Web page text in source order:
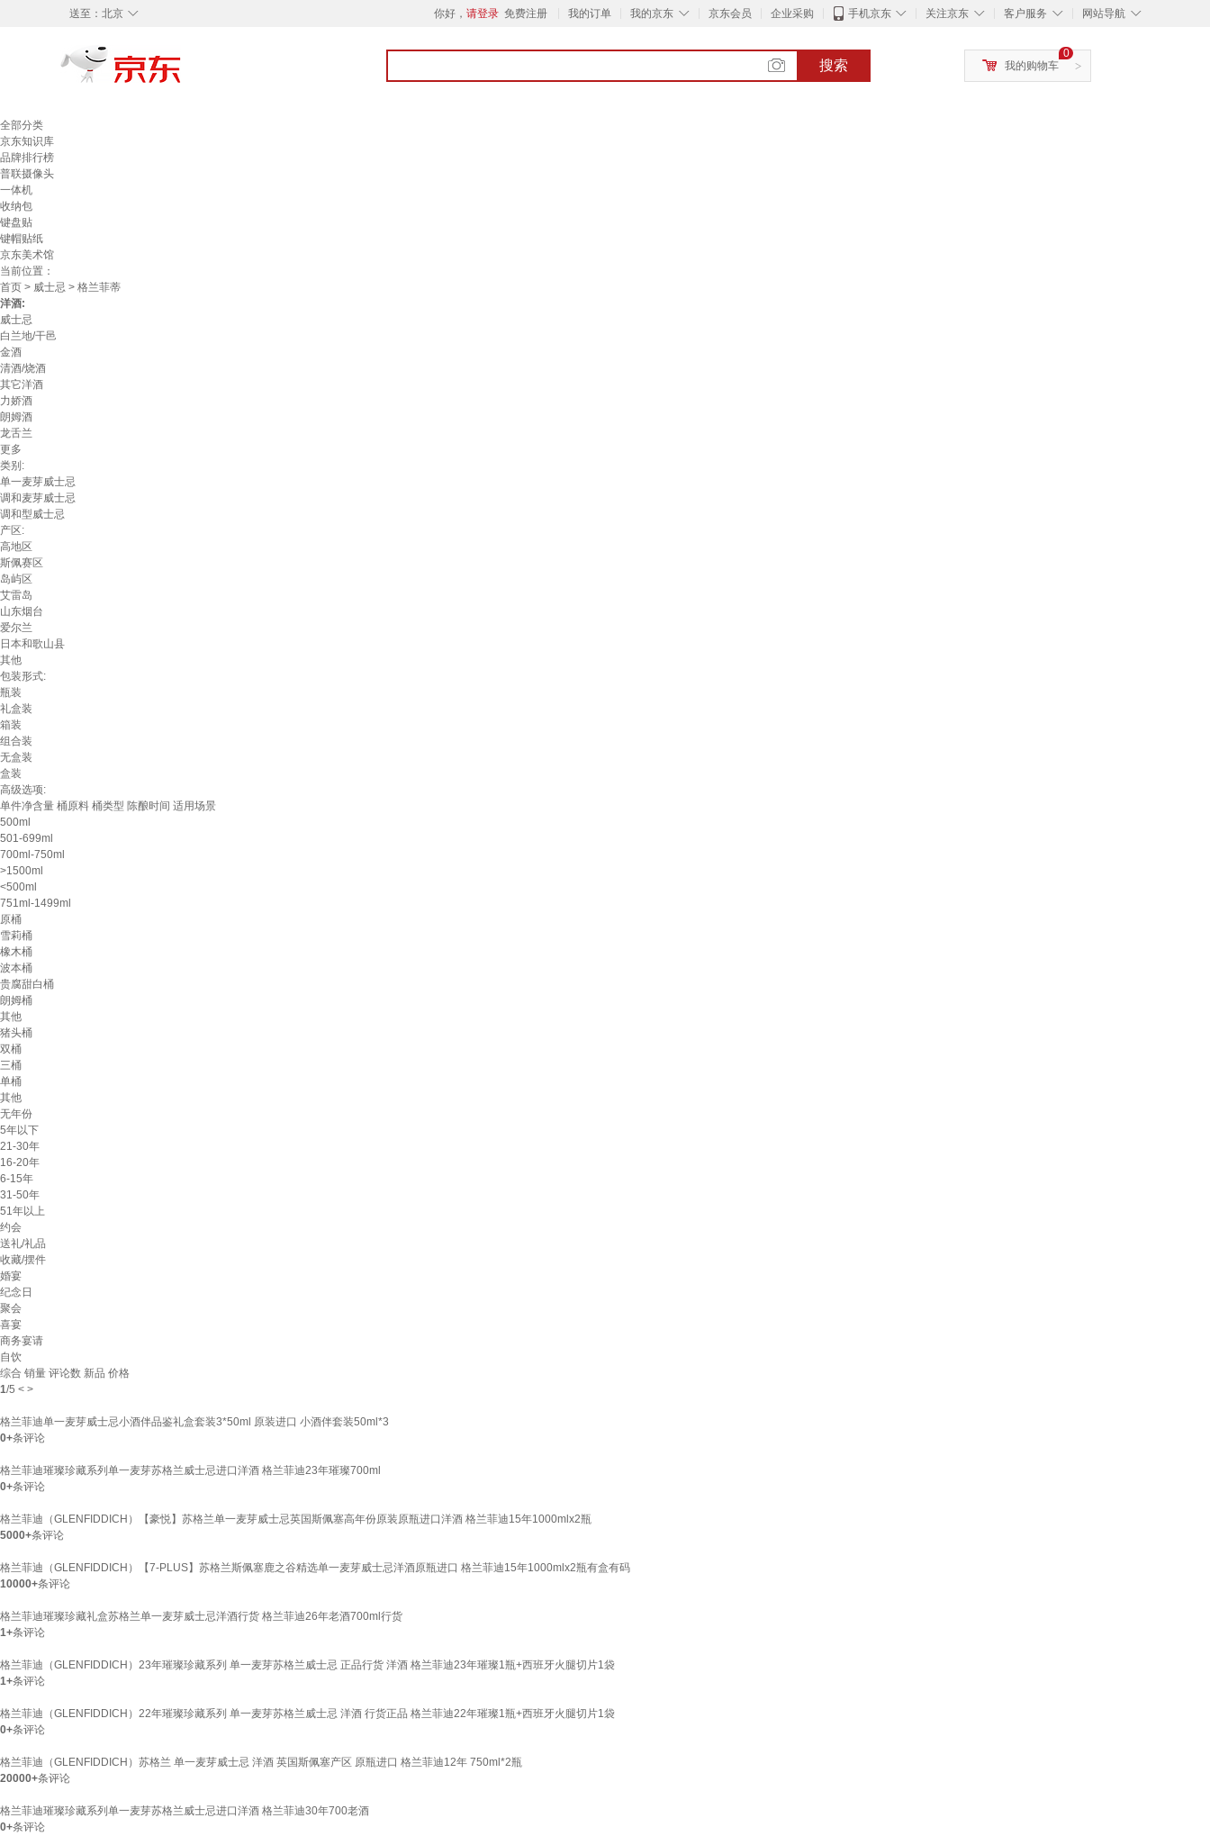
◇
送至： 北京 你好， 请登录 免费注册 我的订单 ◇
我的京东 京东会员 企业采购 ◇
手机京东 ◇
关注京东 ◇
客户服务 ◇
网站导航
搜索 >
0
我的购物车
全部分类
京东知识库
品牌排行榜
普联摄像头
一体机
收纳包
键盘贴
键帽贴纸
京东美术馆
当前位置：
首页 > 威士忌 > 格兰菲蒂
洋酒:
威士忌
白兰地/干邑
金酒
清酒/烧酒
其它洋酒
力娇酒
朗姆酒
龙舌兰
更多
类别:
单一麦芽威士忌
调和麦芽威士忌
调和型威士忌
产区:
高地区
斯佩赛区
岛屿区
艾雷岛
山东烟台
爱尔兰
日本和歌山县
其他
包装形式:
瓶装
礼盒装
箱装
组合装
无盒装
盒装
高级选项:
单件净含量 桶原料 桶类型 陈酿时间 适用场景
500ml
501-699ml
700ml-750ml
>1500ml
<500ml
751ml-1499ml
原桶
雪莉桶
橡木桶
波本桶
贵腐甜白桶
朗姆桶
其他
猪头桶
双桶
三桶
单桶
其他
无年份
5年以下
21-30年
16-20年
6-15年
31-50年
51年以上
约会
送礼/礼品
收藏/摆件
婚宴
纪念日
聚会
喜宴
商务宴请
自饮
综合 销量 评论数 新品 价格
1/5 < >
格兰菲迪单一麦芽威士忌小酒伴品鉴礼盒套装3*50ml 原装进口 小酒伴套装50ml*3
0+条评论
格兰菲迪璀璨珍藏系列单一麦芽苏格兰威士忌进口洋酒 格兰菲迪23年璀璨700ml
0+条评论
格兰菲迪（GLENFIDDICH）【豪悦】苏格兰单一麦芽威士忌英国斯佩塞高年份原装原瓶进口洋酒 格兰菲迪15年1000mlx2瓶
5000+条评论
格兰菲迪（GLENFIDDICH）【7-PLUS】苏格兰斯佩塞鹿之谷精选单一麦芽威士忌洋酒原瓶进口 格兰菲迪15年1000mlx2瓶有盒有码
10000+条评论
格兰菲迪璀璨珍藏礼盒苏格兰单一麦芽威士忌洋酒行货 格兰菲迪26年老酒700ml行货
1+条评论
格兰菲迪（GLENFIDDICH）23年璀璨珍藏系列 单一麦芽苏格兰威士忌 正品行货 洋酒 格兰菲迪23年璀璨1瓶+西班牙火腿切片1袋
1+条评论
格兰菲迪（GLENFIDDICH）22年璀璨珍藏系列 单一麦芽苏格兰威士忌 洋酒 行货正品 格兰菲迪22年璀璨1瓶+西班牙火腿切片1袋
0+条评论
格兰菲迪（GLENFIDDICH）苏格兰 单一麦芽威士忌 洋酒 英国斯佩塞产区 原瓶进口 格兰菲迪12年 750ml*2瓶
20000+条评论
格兰菲迪璀璨珍藏系列单一麦芽苏格兰威士忌进口洋酒 格兰菲迪30年700老酒
0+条评论